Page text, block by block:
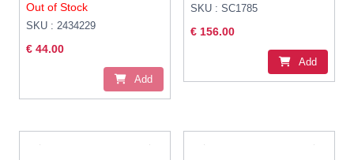
Out of Stock
SKU : 2434229
€ 44.00
Add
SKU : SC1785
€ 156.00
Add